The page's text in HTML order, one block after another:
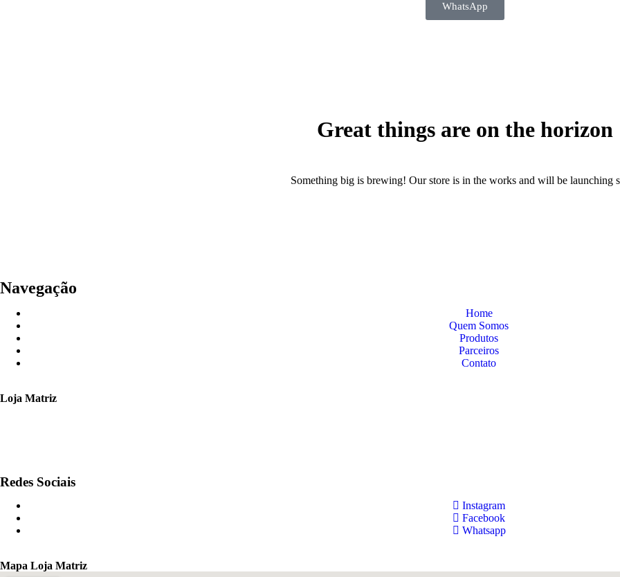
WhatsApp
Great things are on the horizon
Something big is brewing! Our store is in the works and will be launching
Navegação
Home
Quem Somos
Produtos
Parceiros
Contato
Loja Matriz
Redes Sociais
Instagram
Facebook
Whatsapp
Mapa Loja Matriz